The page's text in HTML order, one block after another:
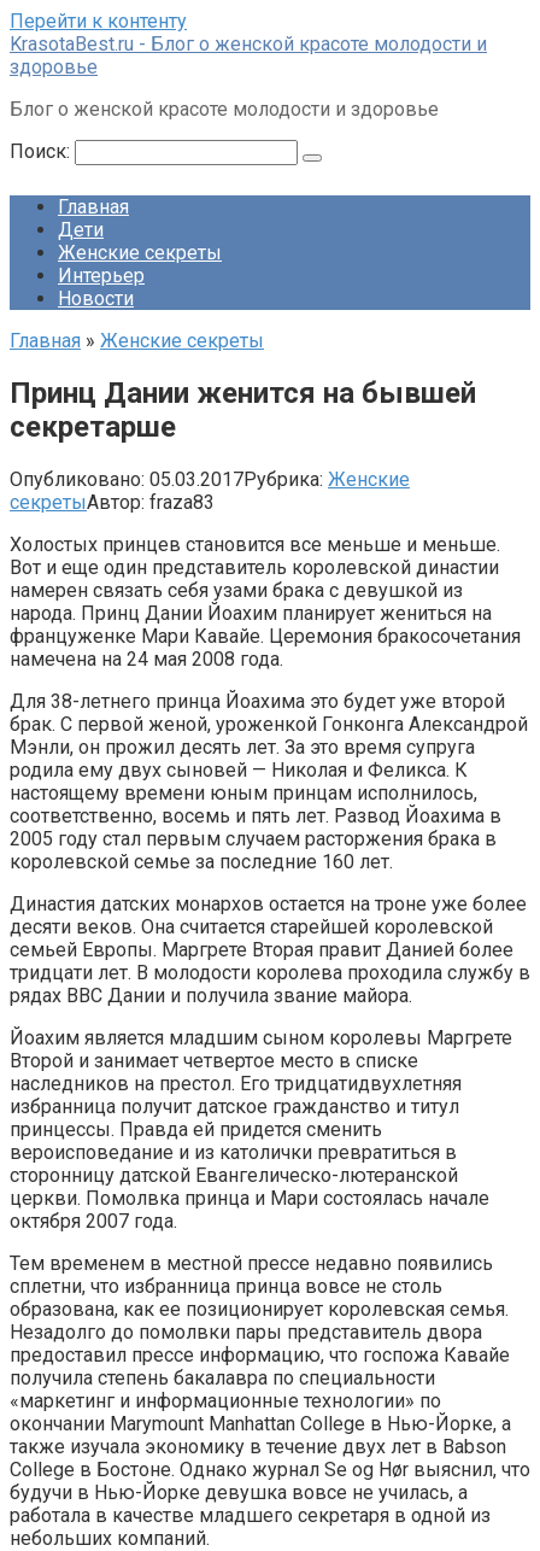
Перейти к контенту
KrasotaBest.ru - Блог о женской красоте молодости и
здоровье
Блог о женской красоте молодости и здоровье
Поиск:
Главная
Дети
Женские секреты
Интерьер
Новости
Главная » Женские секреты
Принц Дании женится на бывшей
секретарше
Опубликовано: 05.03.2017Рубрика: Женские
секретыАвтор: fraza83
Холостых принцев становится все меньше и меньше.
Вот и еще один представитель королевской династии
намерен связать себя узами брака с девушкой из
народа. Принц Дании Йоахим планирует жениться на
француженке Мари Кавайе. Церемония бракосочетания
намечена на 24 мая 2008 года.
Для 38-летнего принца Йоахима это будет уже второй
брак. С первой женой, уроженкой Гонконга Александрой
Мэнли, он прожил десять лет. За это время супруга
родила ему двух сыновей — Николая и Феликса. К
настоящему времени юным принцам исполнилось,
соответственно, восемь и пять лет. Развод Йоахима в
2005 году стал первым случаем расторжения брака в
королевской семье за последние 160 лет.
Династия датских монархов остается на троне уже более
десяти веков. Она считается старейшей королевской
семьей Европы. Маргрете Вторая правит Данией более
тридцати лет. В молодости королева проходила службу в
рядах ВВС Дании и получила звание майора.
Йоахим является младшим сыном королевы Маргрете
Второй и занимает четвертое место в списке
наследников на престол. Его тридцатидвухлетняя
избранница получит датское гражданство и титул
принцессы. Правда ей придется сменить
вероисповедание и из католички превратиться в
сторонницу датской Евангелическо-лютеранской
церкви. Помолвка принца и Мари состоялась начале
октября 2007 года.
Тем временем в местной прессе недавно появились
сплетни, что избранница принца вовсе не столь
образована, как ее позиционирует королевская семья.
Незадолго до помолвки пары представитель двора
предоставил прессе информацию, что госпожа Кавайе
получила степень бакалавра по специальности
«маркетинг и информационные технологии» по
окончании Marymount Manhattan College в Нью-Йорке, а
также изучала экономику в течение двух лет в Babson
College в Бостоне. Однако журнал Se og Hør выяснил, что
будучи в Нью-Йорке девушка вовсе не училась, а
работала в качестве младшего секретаря в одной из
небольших компаний.